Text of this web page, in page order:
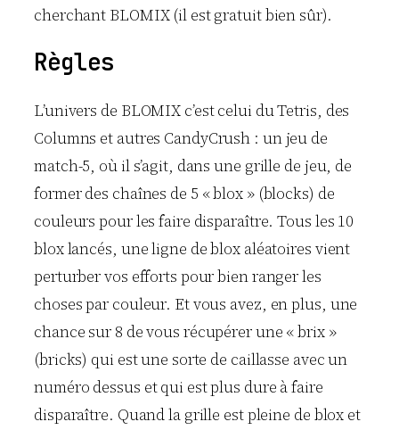
cherchant BLOMIX (il est gratuit bien sûr).
Règles
L’univers de BLOMIX c’est celui du Tetris, des
Columns et autres CandyCrush : un jeu de
match-5, où il s’agit, dans une grille de jeu, de
former des chaînes de 5 « blox » (blocks) de
couleurs pour les faire disparaître. Tous les 10
blox lancés, une ligne de blox aléatoires vient
perturber vos efforts pour bien ranger les
choses par couleur. Et vous avez, en plus, une
chance sur 8 de vous récupérer une « brix »
(bricks) qui est une sorte de caillasse avec un
numéro dessus et qui est plus dure à faire
disparaître. Quand la grille est pleine de blox et